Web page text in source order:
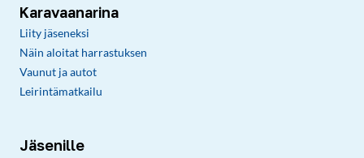
Karavaanarina
Liity jäseneksi
Näin aloitat harrastuksen
Vaunut ja autot
Leirintämatkailu
Jäsenille